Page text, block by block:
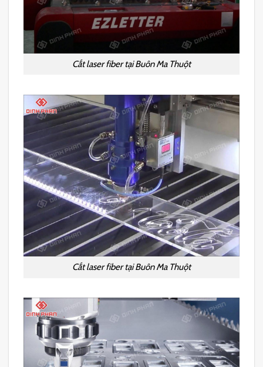
Cắt laser fiber tại Buôn Ma Thuột
Cắt laser fiber tại Buôn Ma Thuột